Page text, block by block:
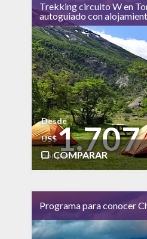
alto
Naturaleza
alto
Vida Nocturna
Trekking circuito W en
autoguiado con
Desde
US$1.707
por persona
COMPARAR
alto
Naturaleza
alto
Programa para conocer